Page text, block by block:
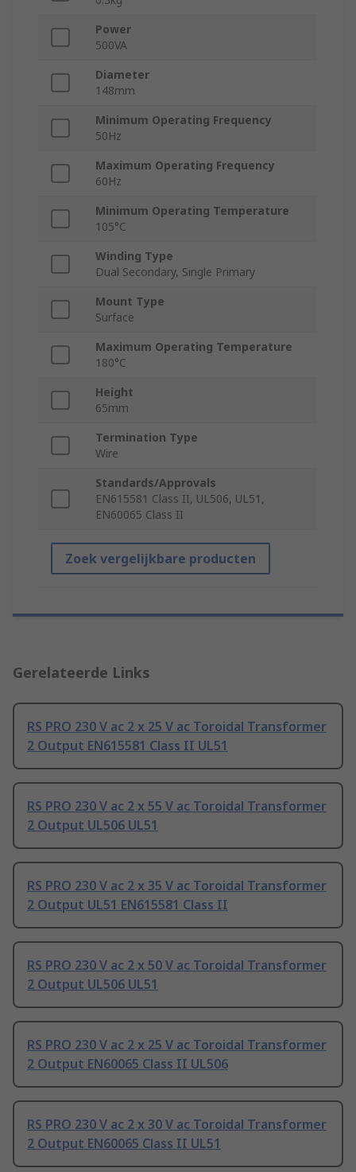
Power
500VA
Diameter
148mm
Minimum Operating Frequency
50Hz
Maximum Operating Frequency
60Hz
Minimum Operating Temperature
105°C
Winding Type
Dual Secondary, Single Primary
Mount Type
Surface
Maximum Operating Temperature
180°C
Height
65mm
Termination Type
Wire
Standards/Approvals
EN615581 Class II, UL506, UL51,
EN60065 Class II
Zoek vergelijkbare producten
Gerelateerde Links
RS PRO 230 V ac 2 x 25 V ac Toroidal Transformer
2 Output EN615581 Class II UL51
RS PRO 230 V ac 2 x 55 V ac Toroidal Transformer
2 Output UL506 UL51
RS PRO 230 V ac 2 x 35 V ac Toroidal Transformer
2 Output UL51 EN615581 Class II
RS PRO 230 V ac 2 x 50 V ac Toroidal Transformer
2 Output UL506 UL51
RS PRO 230 V ac 2 x 25 V ac Toroidal Transformer
2 Output EN60065 Class II UL506
RS PRO 230 V ac 2 x 30 V ac Toroidal Transformer
2 Output EN60065 Class II UL51